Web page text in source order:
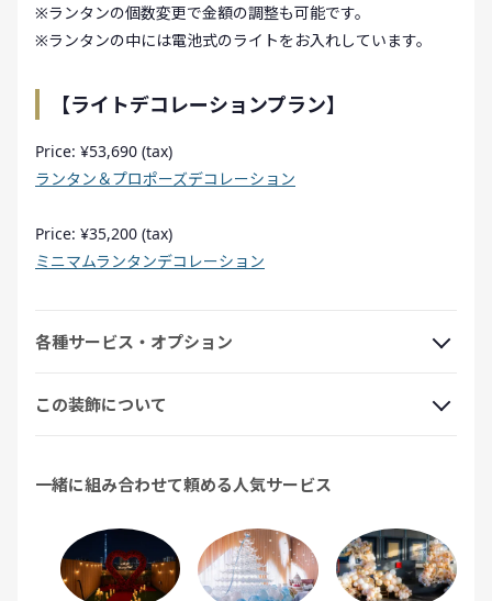
※ランタンの個数変更で金額の調整も可能です。
※ランタンの中には電池式のライトをお入れしています。
【ライトデコレーションプラン】
Price: ¥53,690 (tax)
ランタン＆プロポーズデコレーション
Price: ¥35,200 (tax)
ミニマムランタンデコレーション
各種サービス・オプション
この装飾について
一緒に組み合わせて頼める人気サービス